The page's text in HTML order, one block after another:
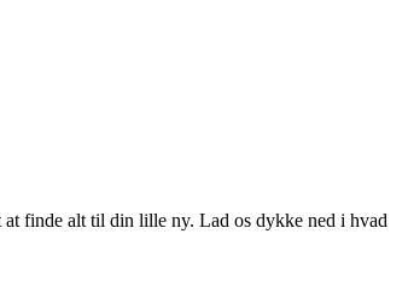
finde alt til din lille ny. Lad os dykke ned i hvad